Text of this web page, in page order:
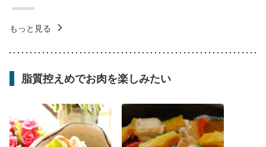
もっと見る
脂質控えめでお肉を楽しみたい